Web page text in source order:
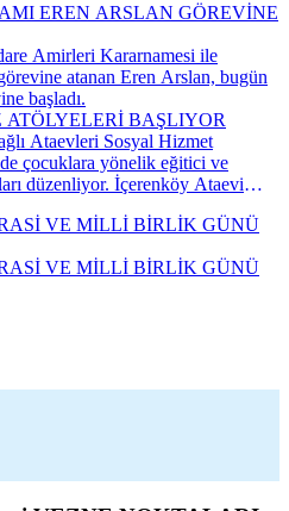
EREN ARSLAN GÖREVİNE
Amirleri Kararnamesi ile
atanan Eren Arslan, bugün
başladı.
BAŞLIYOR
Ataevleri Sosyal Hizmet
çocuklara yönelik eğitici ve
düzenliyor. İçerenköy Ataevi
yeni beceriler kazanacak hem de
VE MİLLİ BİRLİK GÜNÜ
VE MİLLİ BİRLİK GÜNÜ